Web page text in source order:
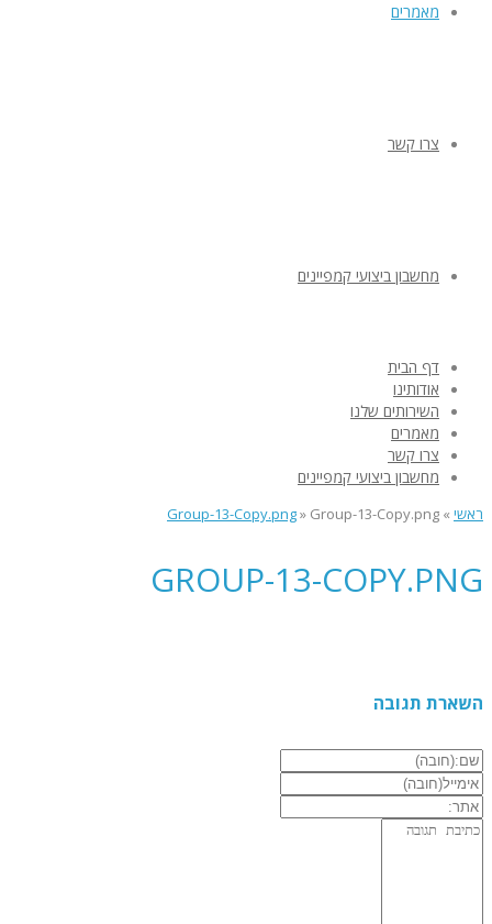
מאמרים
צרו קשר
מחשבון ביצועי קמפיינים
דף הבית
אודותינו
השירותים שלנו
מאמרים
צרו קשר
מחשבון ביצועי קמפיינים
ראשי »
Group-13-Copy.png» Group-13-Copy.png
GROUP-13-COPY.PNG
השארת תגובה